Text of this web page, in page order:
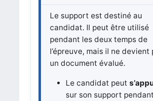
Le support est destiné au
candidat. Il peut être utilisé
pendant les deux temps de
l’épreuve, mais il ne devient
un document évalué.
Le candidat peut
sur son support